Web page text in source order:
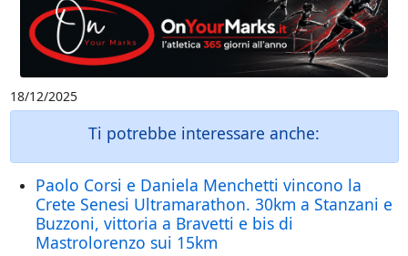
18/12/2025
Ti potrebbe interessare anche:
Paolo Corsi e Daniela Menchetti vincono la
Crete Senesi Ultramarathon. 30km a Stanzani e
Buzzoni, vittoria a Bravetti e bis di
Mastrolorenzo sui 15km